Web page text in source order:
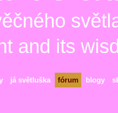
and its
já světluška fórum blogy